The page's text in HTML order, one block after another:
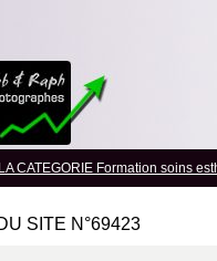
CATEGORIE Formation soins
SITE N°69423